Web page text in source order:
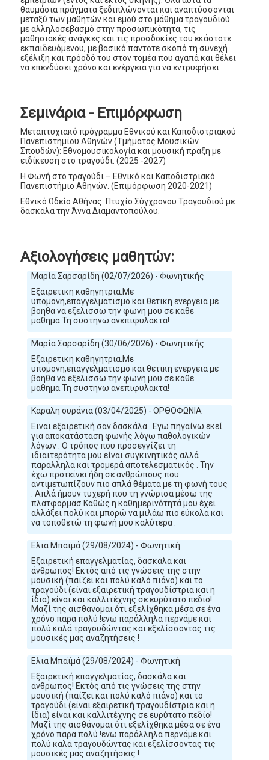
θαυμάσια πράγματα ξεδιπλώνονται και αναπτύσσονται
μεταξύ των μαθητών και εμού στο μάθημα τραγουδιού
με αλληλοσεβασμό στην προσωπικότητα, τις
μαθησιακές ανάγκες και τις προσδοκίες του εκάστοτε
εκπαιδευόμενου, με βασικό πάντοτε σκοπό τη συνεχή
εξέλιξη και πρόοδό του στον τομέα που αγαπά και θέλει
να επενδύσει χρόνο και ενέργεια για να εντρυφήσει.
Σεμινάρια - Επιμόρφωση
Μεταπτυχιακό πρόγραμμα Εθνικού και Καποδιστριακού
Πανεπιστημίου Αθηνών (Τμήματος Μουσικών
Σπουδών): Εθνομουσικολογία και μουσική πράξη με
ειδίκευση στο τραγούδι. (2025 -2027)
Η Φωνή στο τραγούδι – Εθνικό και Καποδιστριακό
Πανεπιστήμιο Αθηνών. (Επιμόρφωση 2020-2021)
Εθνικό Ωδείο Αθήνας: Πτυχίο Σύγχρονου Τραγουδιού με
δασκάλα την Άννα Διαμαντοπούλου.
Αξιολογήσεις μαθητών:
Μαρία Σαρσαρίδη (02/07/2026) - Φωνητικής
Εξαιρετικη καθηγητρια.Με
υπομονη,επαγγελματισμο και θετικη ενεργεια με
βοηθα να εξελισσω την φωνη μου σε καθε
μαθημα.Τη συστηνω ανεπιφυλακτα!
Μαρία Σαρσαρίδη (30/06/2026) - Φωνητικής
Εξαιρετικη καθηγητρια.Με
υπομονη,επαγγελματισμο και θετικη ενεργεια με
βοηθα να εξελισσω την φωνη μου σε καθε
μαθημα.Τη συστηνω ανεπιφυλακτα!
Καραλη ουράνια (03/04/2025) - ΟΡΘΟΦΩΝΙΑ
Ειναι εξαιρετική σαν δασκάλα . Εγω πηγαίνω εκεί
για αποκατάσταση φωνής λόγω παθολογικών
λόγων . Ο τρόπος που προσεγγίζει τη
ιδιαιτερότητα μου είναι συγκινητικός αλλά
παράλληλα και τρομερά αποτελεσματικός . Την
έχω προτείνει ήδη σε ανθρώπους που
αντιμετωπίζουν πιο απλά θέματα με τη φωνή τους
. Απλά ήμουν τυχερή που τη γνώρισα μέσω της
πλατφορμασ Καθώς η καθημερινότητά μου έχει
αλλάξει πολύ και μπορώ να μιλάω πιο εύκολα και
να τοποθετώ τη φωνή μου καλύτερα .
Ελια Μπαϊμά (29/08/2024) - Φωνητική
Εξαιρετική επαγγελματίας, δασκάλα και
άνθρωπος! Εκτός από τις γνώσεις της στην
μουσική (παίζει και πολύ καλό πιάνο) και το
τραγούδι (είναι εξαιρετική τραγουδίστρια και η
ίδια) είναι και καλλιτέχνης σε ευρύτατο πεδίο!
Μαζί της αισθάνομαι ότι εξελίχθηκα μέσα σε ένα
χρόνο παρα πολύ !ενω παράλληλα περνάμε και
πολύ καλά τραγουδώντας και εξελίσσοντας τις
μουσικές μας αναζητήσεις !
Ελια Μπαϊμά (29/08/2024) - Φωνητική
Εξαιρετική επαγγελματίας, δασκάλα και
άνθρωπος! Εκτός από τις γνώσεις της στην
μουσική (παίζει και πολύ καλό πιάνο) και το
τραγούδι (είναι εξαιρετική τραγουδίστρια και η
ίδια) είναι και καλλιτέχνης σε ευρύτατο πεδίο!
Μαζί της αισθάνομαι ότι εξελίχθηκα μέσα σε ένα
χρόνο παρα πολύ !ενω παράλληλα περνάμε και
πολύ καλά τραγουδώντας και εξελίσσοντας τις
μουσικές μας αναζητήσεις !